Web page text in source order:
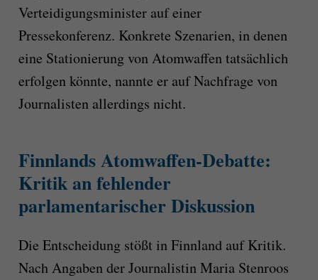
Verteidigungsminister auf einer
Pressekonferenz. Konkrete Szenarien, in denen
eine Stationierung von Atomwaffen tatsächlich
erfolgen könnte, nannte er auf Nachfrage von
Journalisten allerdings nicht.
Finnlands Atomwaffen-Debatte:
Kritik an fehlender
parlamentarischer Diskussion
Die Entscheidung stößt in Finnland auf Kritik.
Nach Angaben der Journalistin Maria Stenroos